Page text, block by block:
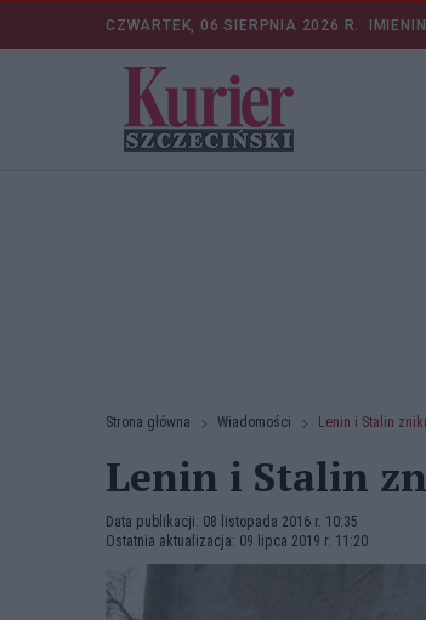
CZWARTEK, 06 SIERPNIA 2026 R.
Strona główna Wiadomości Lenin i Stalin
Lenin i Stalin
Data publikacji: 08 listopada 2016 r. 10:35
Ostatnia aktualizacja: 09 lipca 2019 r. 11:20